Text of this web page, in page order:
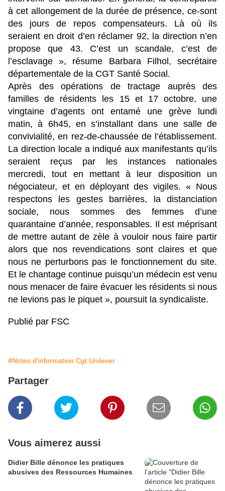
à cet allongement de la durée de présence, ce-sont
des jours de repos compensateurs. Là où ils
seraient en droit d’en réclamer 92, la direction n’en
propose que 43. C’est un scandale, c’est de
l’esclavage », résume Barbara Filhol, secrétaire
départementale de la CGT Santé Social.
Après des opérations de tractage auprès des
familles de résidents les 15 et 17 octobre, une
vingtaine d’agents ont entamé une grève lundi
matin, à 6h45, en s’installant dans une salle de
convivialité, en rez-de-chaussée de l’établissement.
La direction locale a indiqué aux manifestants qu’ils
seraient reçus par les instances nationales
mercredi, tout en mettant à leur disposition un
négociateur, et en déployant des vigiles. « Nous
respectons les gestes barrières, la distanciation
sociale, nous sommes des femmes d’une
quarantaine d’année, responsables. Il est méprisant
de mettre autant de zèle à vouloir nous faire partir
alors que nos revendications sont claires et que
nous ne perturbons pas le fonctionnement du site.
Et le chantage continue puisqu’un médecin est venu
nous menacer de faire évacuer les résidents si nous
ne levions pas le piquet », poursuit la syndicaliste.
Publié par FSC
#Notes d'information Cgt Unilever
Partager
Vous aimerez aussi
Didier Bille dénonce les pratiques
abusives des Ressources Humaines